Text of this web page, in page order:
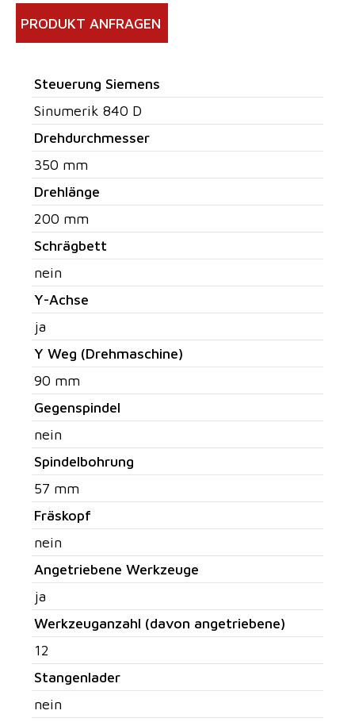
PRODUKT ANFRAGEN
Steuerung Siemens
Sinumerik 840 D
Drehdurchmesser
350 mm
Drehlänge
200 mm
Schrägbett
nein
Y-Achse
ja
Y Weg (Drehmaschine)
90 mm
Gegenspindel
nein
Spindelbohrung
57 mm
Fräskopf
nein
Angetriebene Werkzeuge
ja
Werkzeuganzahl (davon angetriebene)
12
Stangenlader
nein